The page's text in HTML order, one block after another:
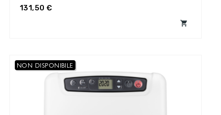
131,50 €

NON DISPONIBILE